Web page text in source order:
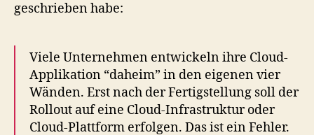
geschrieben habe:
Viele Unternehmen entwickeln ihre Cloud-
Applikation “daheim” in den eigenen vier
Wänden. Erst nach der Fertigstellung soll der
Rollout auf eine Cloud-Infrastruktur oder
Cloud-Plattform erfolgen. Das ist ein Fehler.